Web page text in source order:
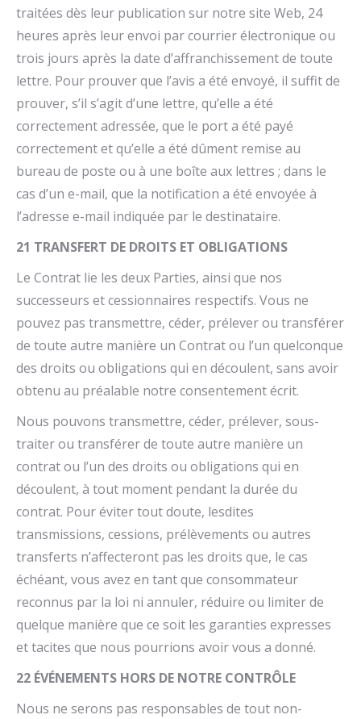
traitées dès leur publication sur notre site Web, 24
heures après leur envoi par courrier électronique ou
trois jours après la date d’affranchissement de toute
lettre. Pour prouver que l’avis a été envoyé, il suffit de
prouver, s’il s’agit d’une lettre, qu’elle a été
correctement adressée, que le port a été payé
correctement et qu’elle a été dûment remise au
bureau de poste ou à une boîte aux lettres ; dans le
cas d’un e-mail, que la notification a été envoyée à
l’adresse e-mail indiquée par le destinataire.
21 TRANSFERT DE DROITS ET OBLIGATIONS
Le Contrat lie les deux Parties, ainsi que nos
successeurs et cessionnaires respectifs. Vous ne
pouvez pas transmettre, céder, prélever ou transférer
de toute autre manière un Contrat ou l’un quelconque
des droits ou obligations qui en découlent, sans avoir
obtenu au préalable notre consentement écrit.
Nous pouvons transmettre, céder, prélever, sous-
traiter ou transférer de toute autre manière un
contrat ou l’un des droits ou obligations qui en
découlent, à tout moment pendant la durée du
contrat. Pour éviter tout doute, lesdites
transmissions, cessions, prélèvements ou autres
transferts n’affecteront pas les droits que, le cas
échéant, vous avez en tant que consommateur
reconnus par la loi ni annuler, réduire ou limiter de
quelque manière que ce soit les garanties expresses
et tacites que nous pourrions avoir vous a donné.
22 ÉVÉNEMENTS HORS DE NOTRE CONTRÔLE
Nous ne serons pas responsables de tout non-